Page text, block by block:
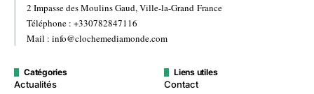
2 Impasse des Moulins Gaud, Ville-la-Grand France
Téléphone : +330782847116
Mail : info@clochemediamonde.com
Catégories
Actualités
Liens utiles
Contact